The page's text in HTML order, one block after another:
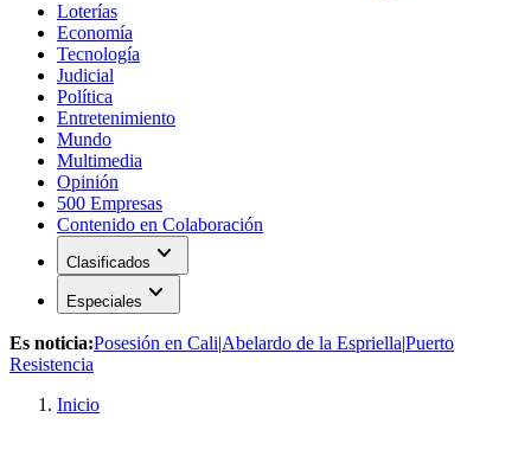
Loterías
Economía
Tecnología
Judicial
Política
Entretenimiento
Mundo
Multimedia
Opinión
500 Empresas
Contenido en Colaboración
Clasificados expand_more
Especiales expand_more
Es noticia:Posesión en Cali|Abelardo de la Espriella|Puerto
Resistencia
Inicio